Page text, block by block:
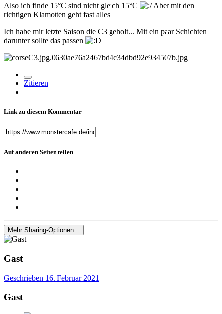
Also ich finde 15°C sind nicht gleich 15°C
Aber mit den
richtigen Klamotten geht fast alles.
Ich habe mir letzte Saison die C3 geholt... Mit ein paar Schichten
darunter sollte das passen
Zitieren
Link zu diesem Kommentar
Auf anderen Seiten teilen
Mehr Sharing-Optionen...
Gast
Geschrieben 16. Februar 2021
Gast